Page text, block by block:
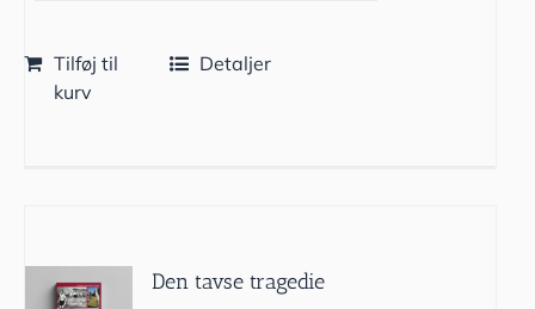
Tilføj til
kurv
Detaljer
Den tavse tragedie